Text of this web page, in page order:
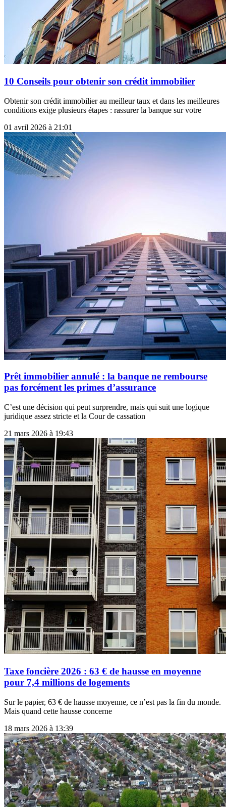
10 Conseils pour obtenir son crédit immobilier
Obtenir son crédit immobilier au meilleur taux et dans les meilleures
conditions exige plusieurs étapes : rassurer la banque sur votre
01 avril 2026 à 21:01
Prêt immobilier annulé : la banque ne rembourse
pas forcément les primes d’assurance
C’est une décision qui peut surprendre, mais qui suit une logique
juridique assez stricte et la Cour de cassation
21 mars 2026 à 19:43
Taxe foncière 2026 : 63 € de hausse en moyenne
pour 7,4 millions de logements
Sur le papier, 63 € de hausse moyenne, ce n’est pas la fin du monde.
Mais quand cette hausse concerne
18 mars 2026 à 13:39